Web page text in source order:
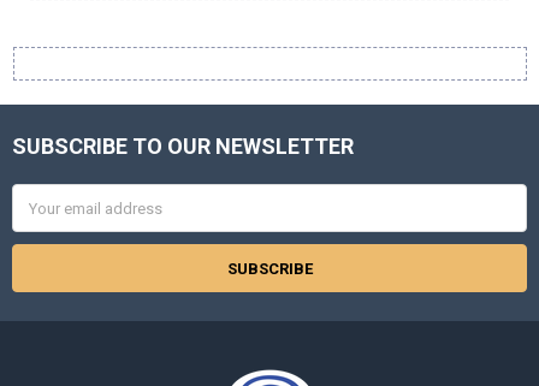
Footer
SUBSCRIBE TO OUR NEWSLETTER
Address